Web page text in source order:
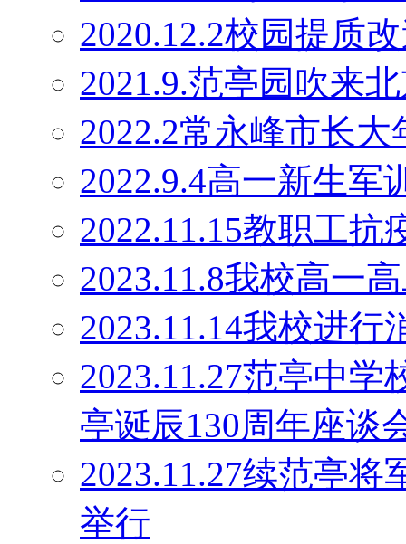
2020.12.2校园提质
2021.9.范亭园吹来
2022.2常永峰市长
2022.9.4高一新生军
2022.11.15教职工抗
2023.11.8我校高一
2023.11.14我校进行
2023.11.27范亭中
亭诞辰130周年座谈
2023.11.27续范亭将
举行